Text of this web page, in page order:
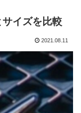
イズを比較
2021.08.11